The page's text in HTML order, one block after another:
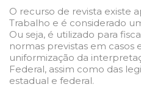
O recurso de revista existe
Trabalho e é considerado
Ou seja, é utilizado para
normas previstas em casos
uniformização da
Federal, assim como das
estadual e federal.